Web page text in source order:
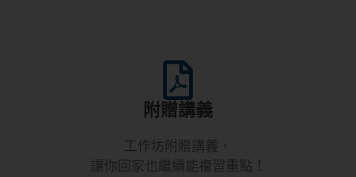
附贈講義
工作坊附贈講義，
讓你回家也繼續能複習重點！